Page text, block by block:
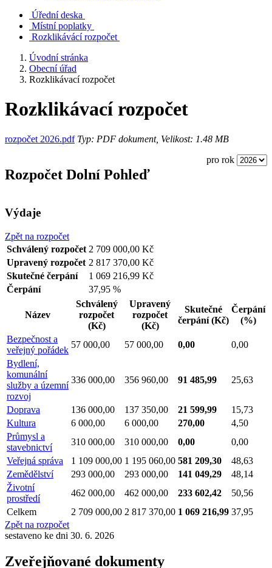
Úřední deska
Místní poplatky
Rozklikávácí rozpočet
Úvodní stránka
Obecní úřad
Rozklikávací rozpočet
Rozklikávací rozpočet
rozpočet 2026.pdfTyp: PDF dokument, Velikost: 1.48 MB
pro rok
Rozpočet Dolní Pohleď
Výdaje
Zpět na rozpočet
Schválený rozpočet 2 709 000,00 Kč
Upravený rozpočet 2 817 370,00 Kč
Skutečné čerpání
1 069 216,99 Kč
Čerpání
37,95 %
Název
Schválený
rozpočet
(Kč)
Upravený
rozpočet
(Kč)
Skutečné
čerpání(Kč)
Čerpání
(%)
Bezpečnost a
veřejný pořádek
57 000,00 57 000,00 0,00
0,00
Bydlení,
komunální
služby a územní
rozvoj
336 000,00 356 960,00 91 485,99 25,63
Doprava 136 000,00 137 350,00 21 599,99
15,73
Kultura
6 000,00 6 000,00 270,00
4,50
Průmysl a
stavebnictví
310 000,00 310 000,00 0,00
0,00
Veřejná správa
1 109 000,00 1 195 060,00 581 209,30
48,63
Zemědělství
293 000,00 293 000,00 141 049,29
48,14
Životní
prostředí
462 000,00 462 000,00 233 602,42
50,56
Celkem
2 709 000,00 2 817 370,00 1 069 216,99 37,95
Zpět na rozpočet
sestaveno ke dni 30. 6. 2026
Zveřejňované dokumenty